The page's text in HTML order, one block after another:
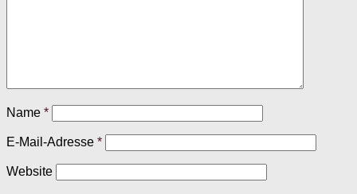
Name *
E-Mail-Adresse *
Website